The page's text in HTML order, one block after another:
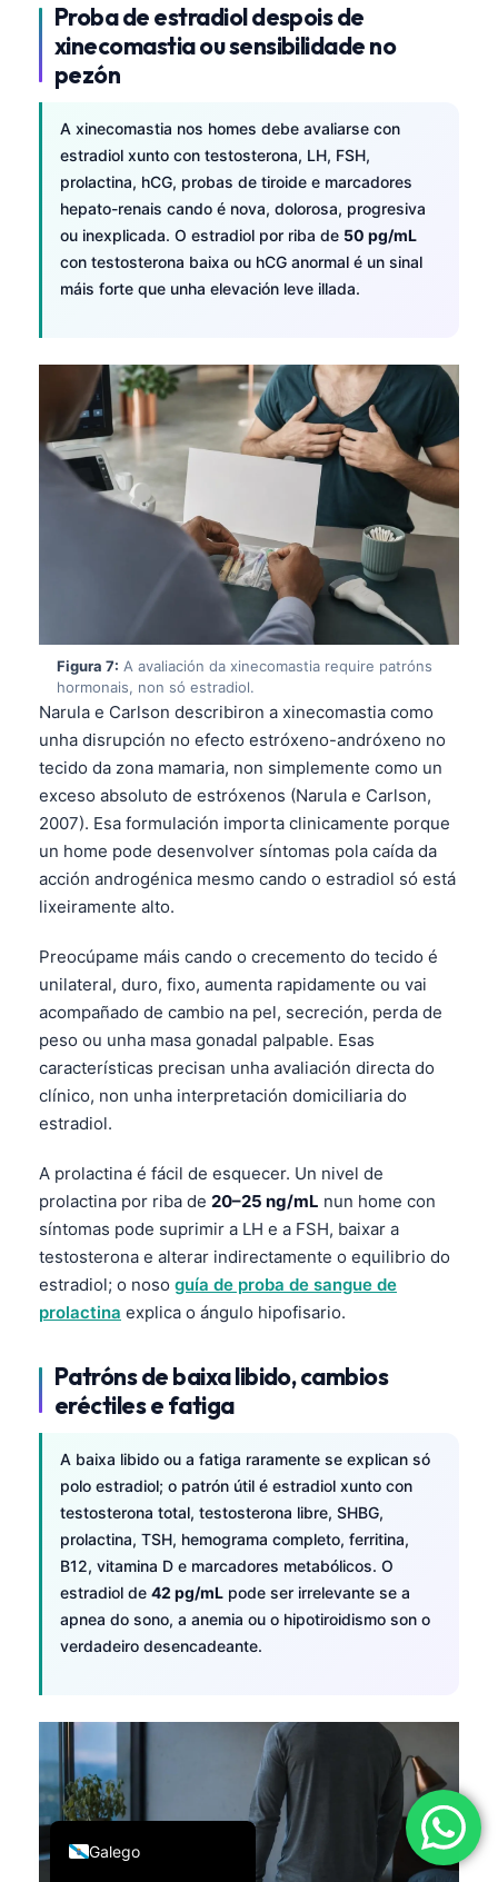
Proba de estradiol despois de
xinecomastia ou sensibilidade no
pezón
A xinecomastia nos homes debe avaliarse con
estradiol xunto con testosterona, LH, FSH,
prolactina, hCG, probas de tiroide e marcadores
hepato-renais cando é nova, dolorosa, progresiva
ou inexplicada. O estradiol por riba de 50 pg/mL
con testosterona baixa ou hCG anormal é un sinal
máis forte que unha elevación leve illada.
Figura 7: A avaliación da xinecomastia require patróns
hormonais, non só estradiol.
Narula e Carlson describiron a xinecomastia como
unha disrupción no efecto estróxeno-andróxeno no
tecido da zona mamaria, non simplemente como un
exceso absoluto de estróxenos (Narula e Carlson,
2007). Esa formulación importa clinicamente porque
un home pode desenvolver síntomas pola caída da
acción androgénica mesmo cando o estradiol só está
lixeiramente alto.
Preocúpame máis cando o crecemento do tecido é
unilateral, duro, fixo, aumenta rapidamente ou vai
acompañado de cambio na pel, secreción, perda de
peso ou unha masa gonadal palpable. Esas
características precisan unha avaliación directa do
clínico, non unha interpretación domiciliaria do
estradiol.
A prolactina é fácil de esquecer. Un nivel de
prolactina por riba de 20–25 ng/mL nun home con
síntomas pode suprimir a LH e a FSH, baixar a
testosterona e alterar indirectamente o equilibrio do
estradiol; o noso guía de proba de sangue de
prolactina explica o ángulo hipofisario.
Patróns de baixa libido, cambios
eréctiles e fatiga
A baixa libido ou a fatiga raramente se explican só
polo estradiol; o patrón útil é estradiol xunto con
testosterona total, testosterona libre, SHBG,
prolactina, TSH, hemograma completo, ferritina,
B12, vitamina D e marcadores metabólicos. O
estradiol de 42 pg/mL pode ser irrelevante se a
apnea do sono, a anemia ou o hipotiroidismo son o
verdadeiro desencadeante.
Galego
English
Deutsch
Italiano
Español
Português
Ελληνικά
Türkçe
简体中文
فارسی
Dansk
Nederlands
हिन्दी
Bahasa Indonesia
Íslenska
Српски језик
Svenska
Bosanski
Azərbaycan dili
日本語
Čeština
ქართული
Русский
Lietuvių kalba
Polski
한국어
Slovenščina
اردو
मराठी
తెలుగు
தமிழ்
മലയാളം
Bahasa Melayu
Tiếng Việt
Tagalog
ไทย
ភាសាខ្មែរ
Kiswahili